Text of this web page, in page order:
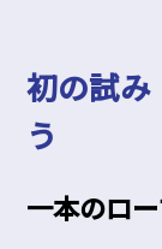
初の試
う
一本のロ